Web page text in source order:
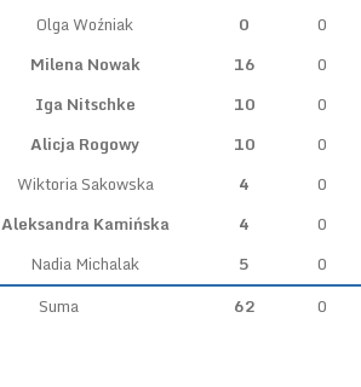
Olga Woźniak 0 0
Milena Nowak 16 0
Iga Nitschke 10 0
Alicja Rogowy 10 0
Wiktoria Sakowska 4 0
Aleksandra Kamińska 4 0
Nadia Michalak 5 0
Suma
62 0